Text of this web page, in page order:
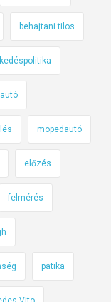
behajtani tilos
mopedautó
előzés
felmérés
patika